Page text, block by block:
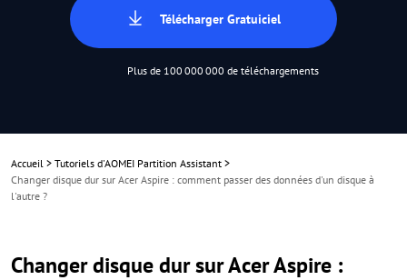
Télécharger Gratuiciel
Plus de 100 000 000 de téléchargements
Accueil > Tutoriels d'AOMEI Partition Assistant >
Changer disque dur sur Acer Aspire : comment passer des données d'un disque à
l'autre ?
Changer disque dur sur Acer Aspire :